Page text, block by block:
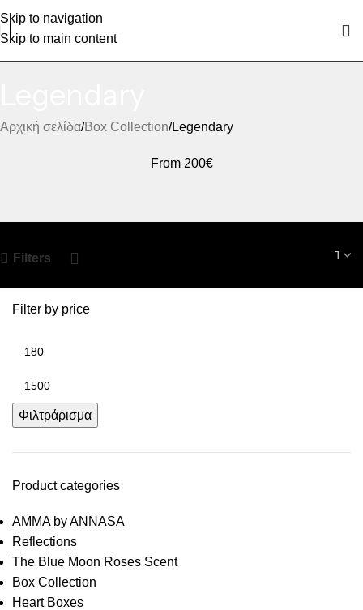
Skip to navigation
Skip to main content
Αρχική σελίδα Box Collection Legendary
From 200€
Filters
Filter by price
Φιλτράρισμα
Product categories
AMMA by ANNASA
Reflections
The Blue Moon Roses Scent
Box Collection
Heart Boxes